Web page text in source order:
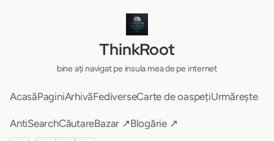
ThinkRoot
bine ați navigat pe insula mea de pe internet
AcasăPaginiArhivăFediverseCarte de oaspețiUrmărește
AntiSearchCăutareBazar ↗Blogărie ↗